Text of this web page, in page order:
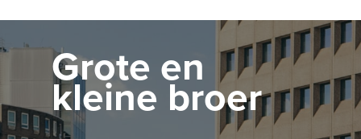
Grote en
kleine broer